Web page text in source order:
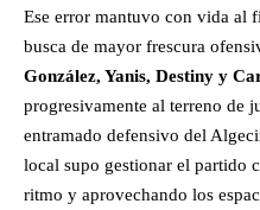
Ese error mantuvo con vida al
busca de mayor frescura
González, Yanis, Destiny y
progresivamente al terreno de
entramado defensivo del
local supo gestionar el partido
ritmo y aprovechando los